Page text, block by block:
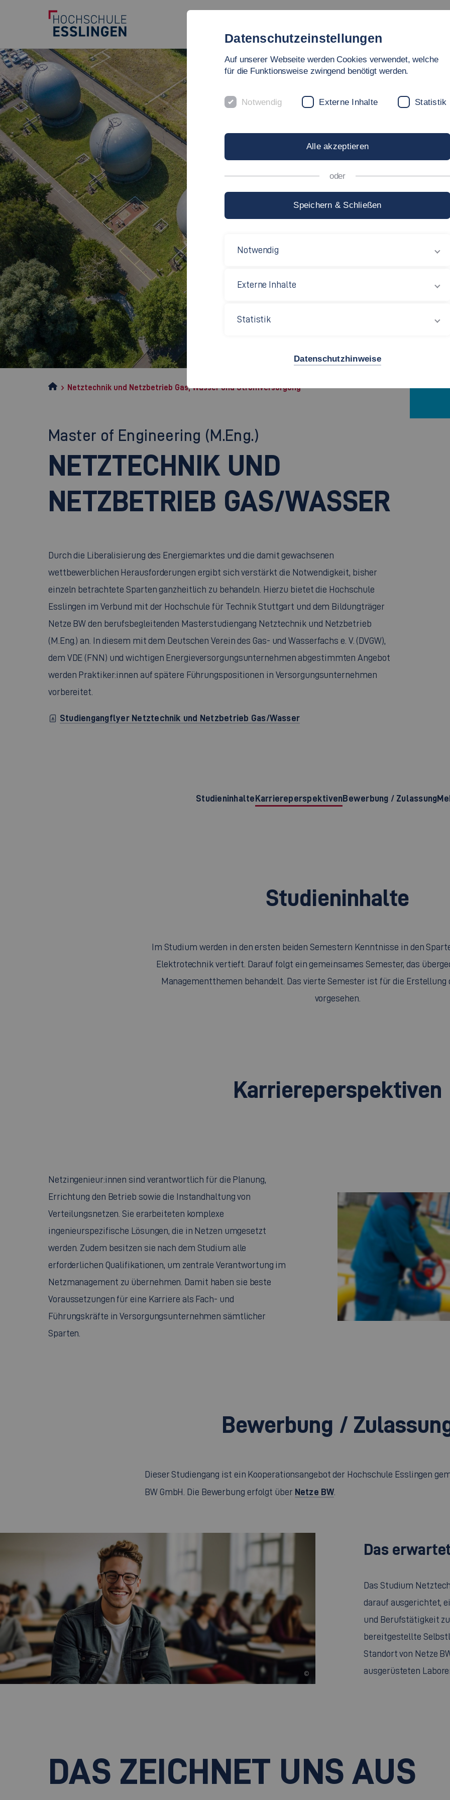
Netztechnik und Netzbetrieb Gas, Wasser und Stromversorgung
Master of Engineering (M.Eng.)
NETZTECHNIK UND
NETZBETRIEB GAS/WASSER
Durch die Liberalisierung des Energiemarktes und die damit gewachsenen
wettbewerblichen Herausforderungen ergibt sich verstärkt die Notwendigkeit, bisher
einzeln betrachtete Sparten ganzheitlich zu behandeln. Hierzu bietet die Hochschule
Esslingen im Verbund mit der Hochschule für Technik Stuttgart und dem Bildungträger
Netze BW den berufsbegleitenden Masterstudiengang Netztechnik und Netzbetrieb
(M.Eng.) an. In diesem mit dem Deutschen Verein des Gas- und Wasserfachs e. V. (DVGW),
dem VDE (FNN) und wichtigen Energieversorgungsunternehmen abgestimmten Angebot
werden Praktiker:innen auf spätere Führungspositionen in Versorgungsunternehmen
vorbereitet.
Studiengangflyer Netztechnik und Netzbetrieb Gas/Wasser
StudieninhalteKarriereperspektivenBewerbung / Zulassung
Studieninhalte
Im Studium werden in den ersten beiden Semestern Kenntnisse in den
Elektrotechnik vertieft. Darauf folgt ein gemeinsames Semester, das
Managementthemen behandelt. Das vierte Semester ist für die
vorgesehen.
Karriereperspektiven
Netzingenieur:innen sind verantwortlich für die Planung,
Errichtung den Betrieb sowie die Instandhaltung von
Verteilungsnetzen. Sie erarbeiteten komplexe
ingenieurspezifische Lösungen, die in Netzen umgesetzt
werden. Zudem besitzen sie nach dem Studium alle
erforderlichen Qualifikationen, um zentrale Verantwortung im
Netzmanagement zu übernehmen. Damit haben sie beste
Voraussetzungen für eine Karriere als Fach- und
Führungskräfte in Versorgungsunternehmen sämtlicher
Sparten.
Bewerbung /
Dieser Studiengang ist ein Kooperationsangebot der Hochschule Esslingen
BW GmbH. Die Bewerbung erfolgt über Netze BW.
Das
Das Studium
darauf ausgerichtet,
und Berufstätigkeit
bereitgestellte
Standort von Netze
ausgerüsteten
©
DAS ZEICHNET UNS AUS
Datenschutzeinstellungen
Auf unserer Webseite werden Cookies verwendet, welche
für die Funktionsweise zwingend benötigt werden.
Notwendig Externe Inhalte Statistik
Alle akzeptieren
oder
Speichern & Schließen
Notwendig
Externe Inhalte
Statistik
Datenschutzhinweise